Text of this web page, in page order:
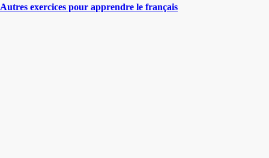
Autres exercices pour apprendre le français